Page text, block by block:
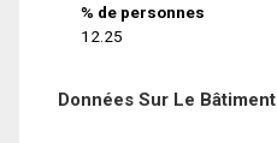
% de personnes
12.25
Données Sur Le Bâtiment